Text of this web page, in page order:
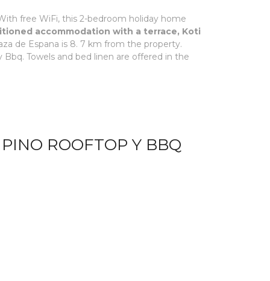
free WiFi, this 2-bedroom holiday home
accommodation with a terrace, Koti
de Espana is 8. 7 km from the property.
Towels and bed linen are offered in the
ROOFTOP Y BBQ